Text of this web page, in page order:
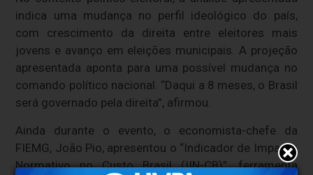
indica uma mudança no perfil ideológico do país,
com crescimento da direita entre eleitores mais
jovens e avanço em eleições municipais. A projeção
apresentada aponta para uma possível mudança no
comando político nacional. “Daqui a 8 meses, o Brasil
será governado pela direita”, afirmou.
Ainda durante o evento, o economista-chefe da
FIEMG, João Pio, apresentou o “Indicador de Impacto
Normativo no Custo Brasil (IIN-CB)”, ferramenta